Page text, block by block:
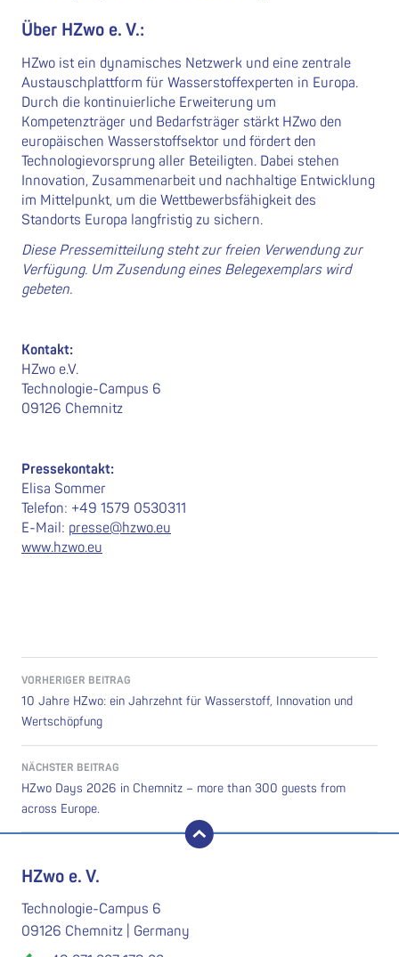
Über HZwo e. V.:
HZwo ist ein dynamisches Netzwerk und eine zentrale
Austauschplattform für Wasserstoffexperten in Europa.
Durch die kontinuierliche Erweiterung um
Kompetenzträger und Bedarfsträger stärkt HZwo den
europäischen Wasserstoffsektor und fördert den
Technologievorsprung aller Beteiligten. Dabei stehen
Innovation, Zusammenarbeit und nachhaltige Entwicklung
im Mittelpunkt, um die Wettbewerbsfähigkeit des
Standorts Europa langfristig zu sichern.
Diese Pressemitteilung steht zur freien Verwendung zur
Verfügung. Um Zusendung eines Belegexemplars wird
gebeten.
Kontakt:
HZwo e.V.
Technologie-Campus 6
09126 Chemnitz
Pressekontakt:
Elisa Sommer
Telefon: +49 1579 0530311
E-Mail: presse@hzwo.eu
www.hzwo.eu
VORHERIGER BEITRAG
10 Jahre HZwo: ein Jahrzehnt für Wasserstoff, Innovation und
Wertschöpfung
NÄCHSTER BEITRAG
HZwo Days 2026 in Chemnitz – more than 300 guests from
across Europe.
nach oben
HZwo e. V.
Technologie-Campus 6
09126 Chemnitz | Germany